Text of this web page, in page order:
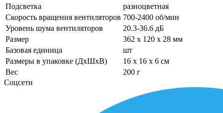
Подсветка
разноцветная
Скорость вращения вентиляторов 700-2400 об/мин
Уровень шума вентиляторов
20.3-36.6 дБ
Размер
362 x 120 x 28 мм
Базовая единица
шт
Размеры в упаковке (ДхШхВ)
16 x 16 x 6 см
Вес
200 г
Соцсети